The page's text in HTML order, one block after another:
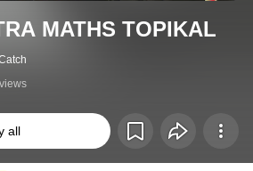
MATHS TOPIKAL
all